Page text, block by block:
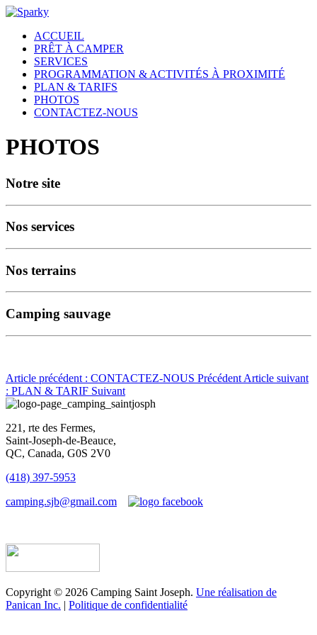
ACCUEIL
PRÊT À CAMPER
SERVICES
PROGRAMMATION & ACTIVITÉS À PROXIMITÉ
PLAN & TARIFS
PHOTOS
CONTACTEZ-NOUS
PHOTOS
Notre site
Nos services
Nos terrains
Camping sauvage
Article précédent : CONTACTEZ-NOUS Précédent Article suivant
: PLAN & TARIF Suivant
221, rte des Fermes,
Saint-Joseph-de-Beauce,
QC, Canada, G0S 2V0
(418) 397-5953
camping.sjb@gmail.com
Copyright © 2026 Camping Saint Joseph. Une réalisation de
Panican Inc. | Politique de confidentialité